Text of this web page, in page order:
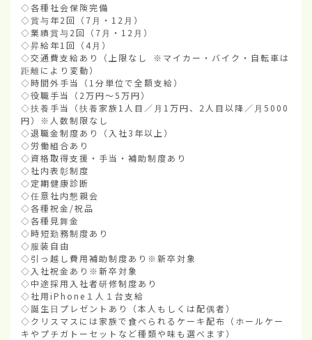
◇各種社会保険完備
◇賞与年2回（7月・12月）
◇業績賞与2回（7月・12月）
◇昇給年1回（4月）
◇交通費支給あり（上限なし ※マイカー・バイク・自転車は
距離により変動）
◇時間外手当（1分単位で全額支給）
◇役職手当（2万円～5万円）
◇扶養手当（扶養家族1人目／月1万円、2人目以降／月5000
円）※人数制限なし
◇退職金制度あり（入社3年以上）
◇労働組合あり
◇資格取得支援・手当・補助制度あり
◇社内表彰制度
◇定期健康診断
◇任意社内懇親会
◇各種祝金/祝品
◇各種見舞金
◇時短勤務制度あり
◇服装自由
◇引っ越し費用補助制度あり※新卒対象
◇入社祝金あり※新卒対象
◇中途採用入社者研修制度あり
◇社用iPhone１人１台支給
◇誕生日プレゼントあり（本人もしくは配偶者）
◇クリスマスには家族で食べられるケーキ配布（ホールケー
キやプチガトーセットなど種類や味も選べます）